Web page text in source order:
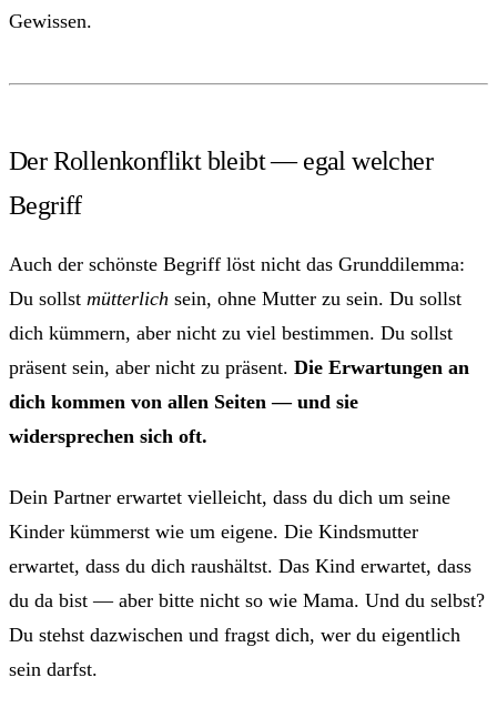
Gewissen.
Der Rollenkonflikt bleibt — egal welcher
Begriff
Auch der schönste Begriff löst nicht das Grunddilemma:
Du sollst mütterlich sein, ohne Mutter zu sein. Du sollst
dich kümmern, aber nicht zu viel bestimmen. Du sollst
präsent sein, aber nicht zu präsent. Die Erwartungen an
dich kommen von allen Seiten — und sie
widersprechen sich oft.
Dein Partner erwartet vielleicht, dass du dich um seine
Kinder kümmerst wie um eigene. Die Kindsmutter
erwartet, dass du dich raushältst. Das Kind erwartet, dass
du da bist — aber bitte nicht so wie Mama. Und du selbst?
Du stehst dazwischen und fragst dich, wer du eigentlich
sein darfst.